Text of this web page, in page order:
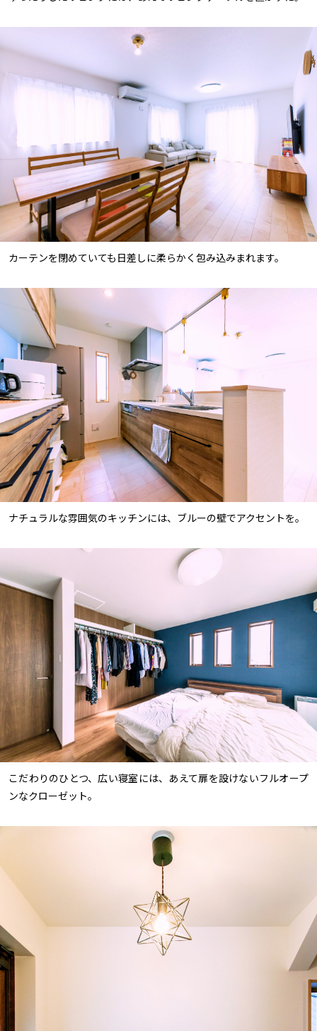
カーテンを閉めていても日差しに柔らかく包み込みまれます。
ナチュラルな雰囲気のキッチンには、ブルーの壁でアクセントを。
こだわりのひとつ、広い寝室には、あえて扉を設けないフルオープ
ンなクローゼット。